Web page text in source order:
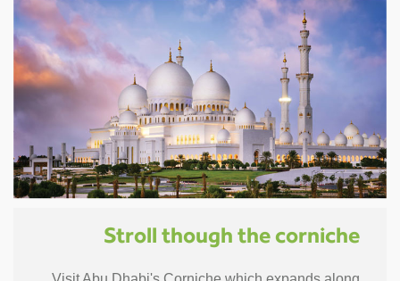
Stroll though the corniche